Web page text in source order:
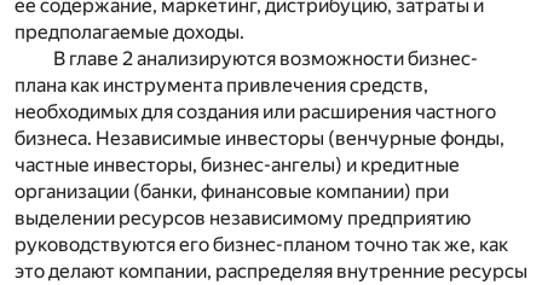
ее содержание, маркетинг, дистрибуцию, затраты и
предполагаемые доходы.
В главе 2 анализируются возможности бизнес-
плана как инструмента привлечения средств,
необходимых для создания или расширения частного
бизнеса. Независимые инвесторы (венчурные фонды,
частные инвесторы, бизнес-ангелы) и кредитные
организации (банки, финансовые компании) при
выделении ресурсов независимому предприятию
руководствуются его бизнес-планом точно так же, как
это делают компании, распределяя внутренние ресурсы